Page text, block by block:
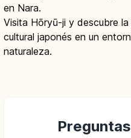
en Nara.
Visita Hōryū-ji y descubre
cultural japonés en un
naturaleza.